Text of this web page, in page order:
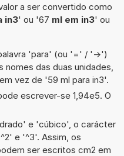
a ser convertido como
in3' ou '67 ml em in3' ou
'para' (ou '=' / '->')
das duas unidades,
vez de '59 ml para in3'.
escrever-se 1,94e5. O
e 'cúbico', o carácter
e '^3'. Assim, os
ser escritos cm2 em